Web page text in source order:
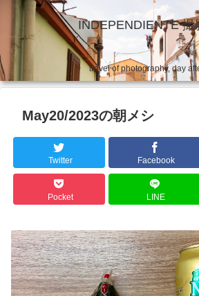
INDEPENDIENTE 撮
travel of photography, day
May20/2023の朝メシ
Twitter Facebook
Pocket LINE